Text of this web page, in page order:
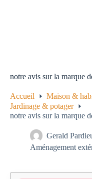
notre avis sur la marque
Accueil Maison &
Jardinage & potager
notre avis sur la marque
Gerald
Aménagement